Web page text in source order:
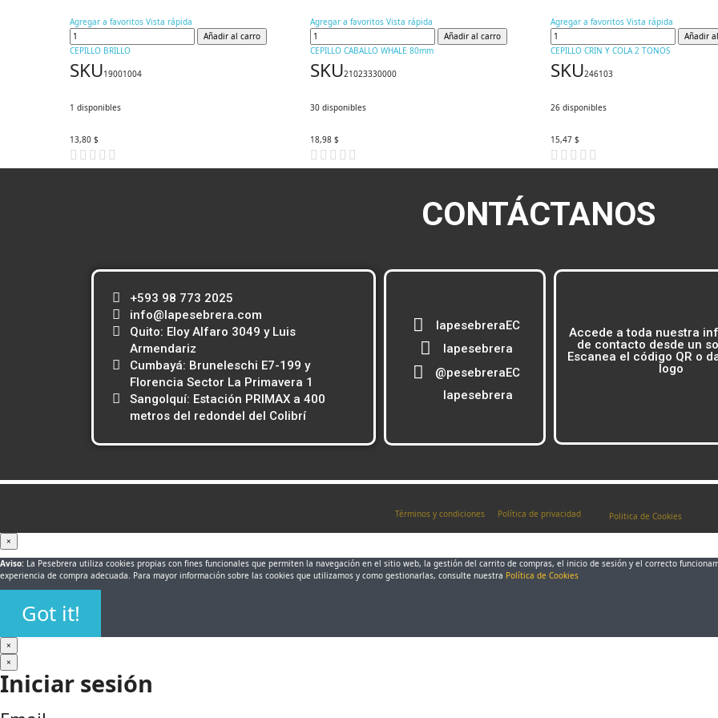
Agregar a favoritos Vista rápida
Añadir al carro
CEPILLO BRILLO
SKU19001004
1 disponibles
13,80 $
Agregar a favoritos Vista rápida
Añadir al carro
CEPILLO CABALLO WHALE 80mm
SKU21023330000
30 disponibles
18,98 $
Agregar a favoritos Vista rápida
Añadir
CEPILLO CRIN Y COLA 2 TONOS
SKU246103
26 disponibles
15,47 $
CONTÁCTANOS
+593 98 773 2025
info@lapesebrera.com
Quito: Eloy Alfaro 3049 y Luis
Armendariz
Cumbayá: Bruneleschi E7-199 y
Florencia Sector La Primavera 1
Sangolquí: Estación PRIMAX a 400
metros del redondel del Colibrí
lapesebreraEC
lapesebrera
@pesebreraEC
lapesebrera
Accede a toda nuestra
de contacto desde un
Escanea el código QR o
logo
Términos y condiciones Política de privacidad Politica de Cookies
×
Aviso: La Pesebrera utiliza cookies propias con fines funcionales que permiten la navegación en el sitio web, la gestión del carrito de compras, el inicio de sesión y el correcto
experiencia de compra adecuada. Para mayor información sobre las cookies que utilizamos y como gestionarlas, consulte nuestra Política de Cookies
Got it!
×
×
Iniciar sesión